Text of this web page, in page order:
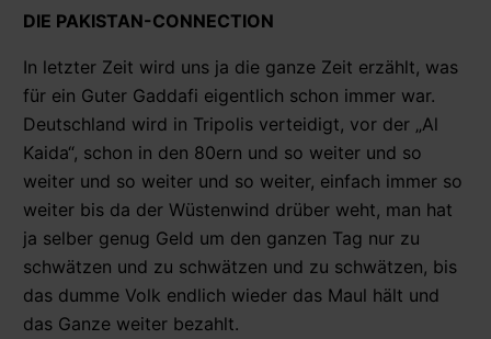
DIE PAKISTAN-CONNECTION
In letzter Zeit wird uns ja die ganze Zeit erzählt, was
für ein Guter Gaddafi eigentlich schon immer war.
Deutschland wird in Tripolis verteidigt, vor der „Al
Kaida“, schon in den 80ern und so weiter und so
weiter und so weiter und so weiter, einfach immer so
weiter bis da der Wüstenwind drüber weht, man hat
ja selber genug Geld um den ganzen Tag nur zu
schwätzen und zu schwätzen und zu schwätzen, bis
das dumme Volk endlich wieder das Maul hält und
das Ganze weiter bezahlt.